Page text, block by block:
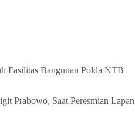
Fasilitas Bangunan Polda NTB
Prabowo, Saat Peresmian